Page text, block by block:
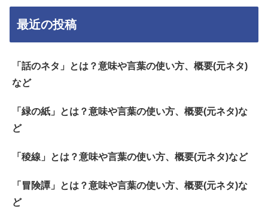
最近の投稿
「話のネタ」とは？意味や言葉の使い方、概要(元ネタ)
など
「緑の紙」とは？意味や言葉の使い方、概要(元ネタ)な
ど
「稜線」とは？意味や言葉の使い方、概要(元ネタ)など
「冒険譚」とは？意味や言葉の使い方、概要(元ネタ)な
ど